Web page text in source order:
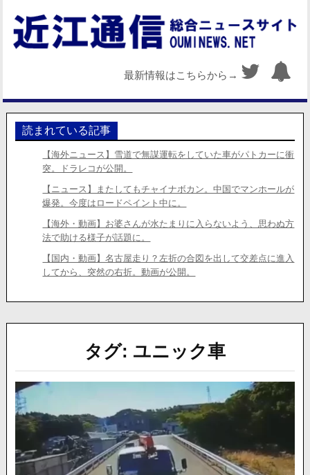
最新情報はこちらから→
読まれている記事
【海外ニュース】雪道で無謀運転をしていた車がパトカーに衝
突。ドラレコが公開。
【ニュース】またしてもチャイナボカン。中国でマンホールが
爆発。今度はロードペイント中に。
【海外・動画】お婆さんが水たまりに入らないよう、思わぬ方
法で助ける様子が話題に。
【国内・動画】名古屋走り？左折の合図を出して交差点に進入
してから、突然の右折。動画が公開。
タグ: ユニック車